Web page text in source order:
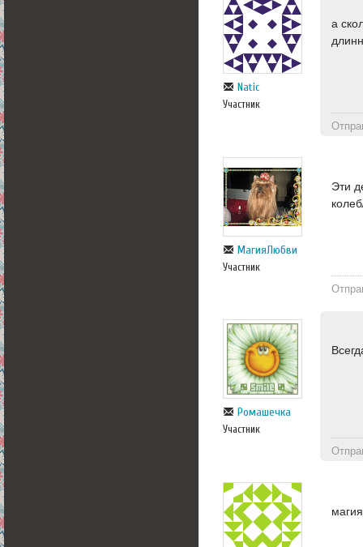
Natic
Участник
а
МагияЛюбви
Участник
Эти
Ромашечка
Участник